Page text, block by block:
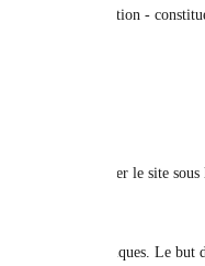
Nous vous accordons